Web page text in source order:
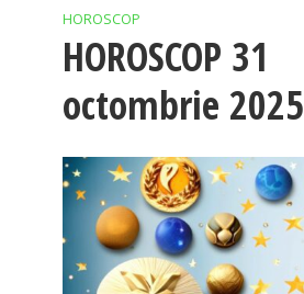
HOROSCOP
HOROSCOP 31
octombrie 2025